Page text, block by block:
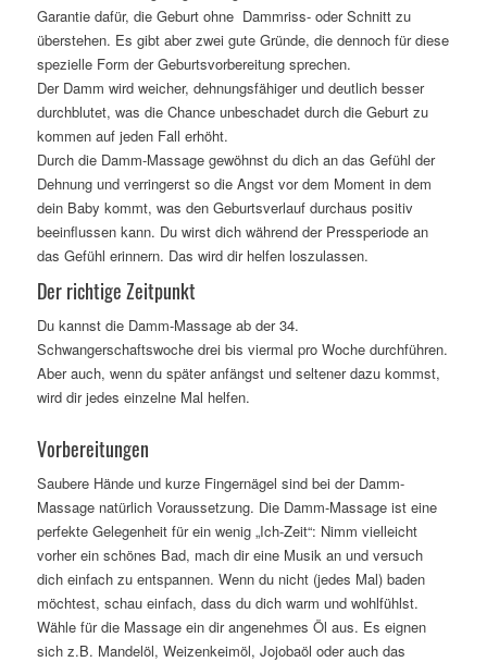
Garantie dafür, die Geburt ohne Dammriss- oder Schnitt zu
überstehen. Es gibt aber zwei gute Gründe, die dennoch für diese
spezielle Form der Geburtsvorbereitung sprechen.
Der Damm wird weicher, dehnungsfähiger und deutlich besser
durchblutet, was die Chance unbeschadet durch die Geburt zu
kommen auf jeden Fall erhöht.
Durch die Damm-Massage gewöhnst du dich an das Gefühl der
Dehnung und verringerst so die Angst vor dem Moment in dem
dein Baby kommt, was den Geburtsverlauf durchaus positiv
beeinflussen kann. Du wirst dich während der Pressperiode an
das Gefühl erinnern. Das wird dir helfen loszulassen.
Der richtige Zeitpunkt
Du kannst die Damm-Massage ab der 34.
Schwangerschaftswoche drei bis viermal pro Woche durchführen.
Aber auch, wenn du später anfängst und seltener dazu kommst,
wird dir jedes einzelne Mal helfen.
Vorbereitungen
Saubere Hände und kurze Fingernägel sind bei der Damm-
Massage natürlich Voraussetzung. Die Damm-Massage ist eine
perfekte Gelegenheit für ein wenig „Ich-Zeit“: Nimm vielleicht
vorher ein schönes Bad, mach dir eine Musik an und versuch
dich einfach zu entspannen. Wenn du nicht (jedes Mal) baden
möchtest, schau einfach, dass du dich warm und wohlfühlst.
Wähle für die Massage ein dir angenehmes Öl aus. Es eignen
sich z.B. Mandelöl, Weizenkeimöl, Jojobaöl oder auch das